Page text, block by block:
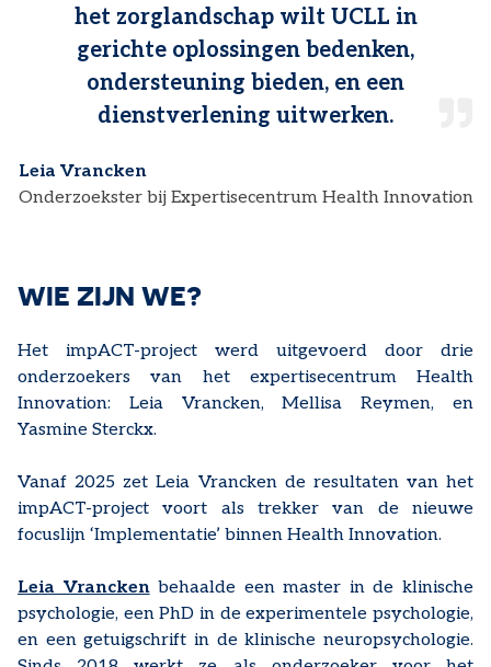
het zorglandschap wilt UCLL in
gerichte oplossingen bedenken,
ondersteuning bieden, en een
dienstverlening uitwerken.
Leia Vrancken
Onderzoekster bij Expertisecentrum Health Innovation
WIE ZIJN WE?
Het impACT-project werd uitgevoerd door drie
onderzoekers van het expertisecentrum Health
Innovation: Leia Vrancken, Mellisa Reymen, en
Yasmine Sterckx.
Vanaf 2025 zet Leia Vrancken de resultaten van het
impACT-project voort als trekker van de nieuwe
focuslijn ‘Implementatie’ binnen Health Innovation.
Leia Vranckenbehaalde een master in de klinische
psychologie, een PhD in de experimentele psychologie,
en een getuigschrift in de klinische neuropsychologie.